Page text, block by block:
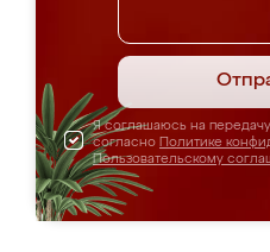
Я соглашаюсь на
согласно Политике
Пользовательскому